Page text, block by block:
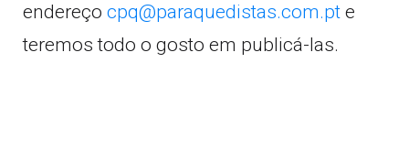
endereço cpq@paraquedistas.com.pt e
teremos todo o gosto em publicá-las.